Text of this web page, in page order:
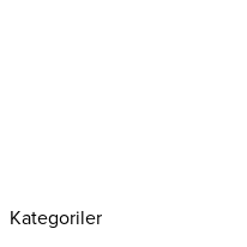
Kategoriler